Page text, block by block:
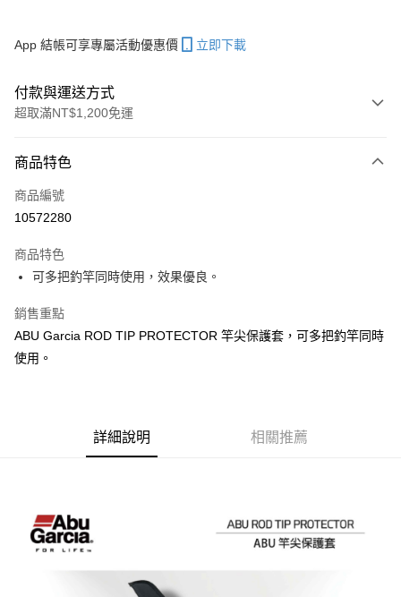
App 結帳可享專屬活動優惠價 立即下載
付款與運送方式
超取滿NT$1,200免運
信用卡一次付款
信用卡分期付款
合作金庫商業銀行
華南商業銀行
國泰世華商業銀行
臺灣中小企業銀行
台中商業銀行
匯豐（台灣）商業銀行
台新國際商業銀行
中國信託商業銀行
超商取貨付款
街口支付
悠遊付
【大哥付你分期使用說明】
1.本服務由台灣大哥大提供，台灣大哥大用戶可立即使用無須另外申請。
3.實際核准額度、可分期數及費用金額請依後續交易確認頁面所載為準。
4.訂單成立30分鐘內，如未前往確認交易或遇審核未通過，訂單將自動取
消。如遇「轉專審核」未通過狀況，表示未達大哥付你分期系統評分，恕無
法說明評估內容。
AFTEE先享後付
AFTEE先享後付是「在收到商品之後才付款」的支付方式。 讓您購物簡單
便利好安心！
１．簡單：不需註冊會員、不需綁卡、不需儲值。
３．安心：先確認商品／服務後，再付款。
ATM付款
貨到付款
商品特色
商品編號
10572280
商品特色
可多把釣竿同時使用，效果優良。
銷售重點
ABU Garcia ROD TIP PROTECTOR 竿尖保護套，可多把釣竿同時
使用。
詳細說明 相關推薦